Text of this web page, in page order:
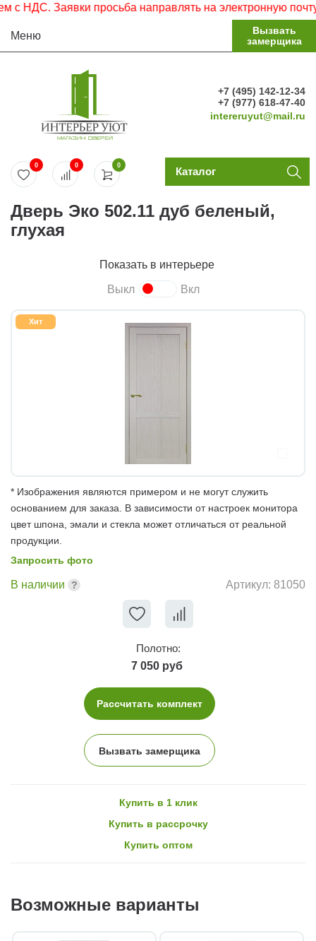
Заявки просьба направлять на электронную почту.
Меню
Вызвать
замерщика
+7 (495) 142-12-34
+7 (977) 618-47-40
intereruyut@mail.ru
0
0 0 Каталог
Дверь Эко 502.11 дуб беленый,
глухая
Показать в интерьере
Выкл Вкл
Хит
* Изображения являются примером и не могут служить
основанием для заказа. В зависимости от настроек монитора
цвет шпона, эмали и стекла может отличаться от реальной
продукции.
Запросить фото
В наличии Артикул: 81050
Полотно:
7 050 руб
Рассчитать комплект
Вызвать замерщика
Купить в 1 клик
Купить в рассрочку
Купить оптом
Возможные варианты